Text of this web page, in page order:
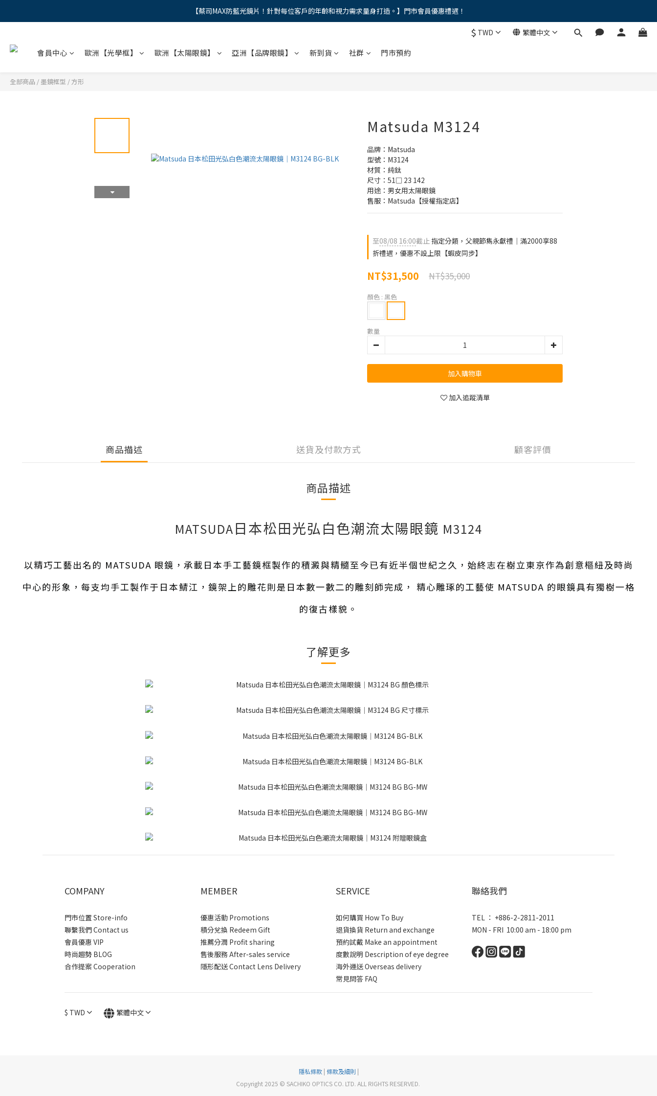
"馬年新章續寫，視界品味進階，限時禮遇 9 折無上限，12期分期免手續費。。
【蔡司MAX防藍光鏡片！針對每位客戶的年齡和視力需求量身打造。】門市會員優惠禮遇！
$ TWD 繁體中文
會員中心 歐洲【光學框】 歐洲【太陽眼鏡】 亞洲【品牌眼鏡】 新到貨 社群 門市預約
全部商品 / 墨鏡框型 /方形
Matsuda M3124
品牌：Matsuda
型號：M3124
材質：純鈦
尺寸：51□ 23 142
用途：男女用太陽眼鏡
售服：Matsuda【授權指定店】
至08/08 16:00截止 指定分類，父親節雋永獻禮｜滿2000享88
折禮遇，優惠不設上限【蝦皮同步】
NT$31,500 NT$35,000
顏色 : 黑色
數量
加入購物車
加入追蹤清單
商品描述 送貨及付款方式 顧客評價
商品描述
MATSUDA日本松田光弘白色潮流太陽眼鏡 M3124
以精巧工藝出名的 MATSUDA 眼鏡，承載日本手工藝鏡框製作的積澱與精髓至今已有近半個世紀之久，始終志在樹立東京作為創意樞紐及時尚
中心的形象，每支均手工製作于日本鯖江，鏡架上的雕花則是日本數一數二的雕刻師完成， 精心雕琢的工藝使 MATSUDA 的眼鏡具有獨樹一格
的復古樣貌。
了解更多
COMPANY
門市位置 Store-info
聯繫我們 Contact us
會員優惠 VIP
時尚趨勢 BLOG
合作提案 Cooperation
MEMBER
優惠活動 Promotions
積分兌換 Redeem Gift
推薦分潤 Profit sharing
售後服務 After-sales service
隱形配送 Contact Lens Delivery
SERVICE
如何購買 How To Buy
退貨換貨 Return and exchange
預約試戴 Make an appointment
度數說明 Description of eye degree
海外運送 Overseas delivery
常見問答 FAQ
聯絡我們
TEL ： +886-2-2811-2011
MON - FRI 10:00 am - 18:00 pm
$ TWD 繁體中文
隱私條款| 條款及細則 |
Copyright 2025 © SACHIKO OPTICS CO. LTD. ALL RIGHTS RESERVED.